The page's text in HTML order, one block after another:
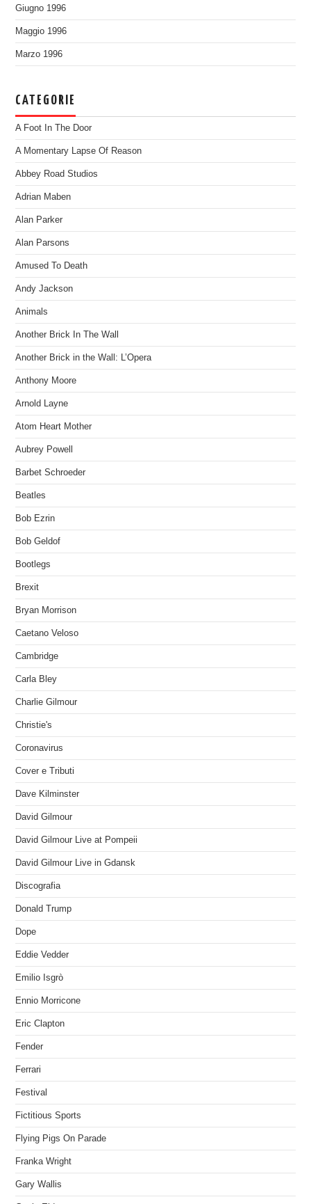
Giugno 1996
Maggio 1996
Marzo 1996
CATEGORIE
A Foot In The Door
A Momentary Lapse Of Reason
Abbey Road Studios
Adrian Maben
Alan Parker
Alan Parsons
Amused To Death
Andy Jackson
Animals
Another Brick In The Wall
Another Brick in the Wall: L’Opera
Anthony Moore
Arnold Layne
Atom Heart Mother
Aubrey Powell
Barbet Schroeder
Beatles
Bob Ezrin
Bob Geldof
Bootlegs
Brexit
Bryan Morrison
Caetano Veloso
Cambridge
Carla Bley
Charlie Gilmour
Christie's
Coronavirus
Cover e Tributi
Dave Kilminster
David Gilmour
David Gilmour Live at Pompeii
David Gilmour Live in Gdansk
Discografia
Donald Trump
Dope
Eddie Vedder
Emilio Isgrò
Ennio Morricone
Eric Clapton
Fender
Ferrari
Festival
Fictitious Sports
Flying Pigs On Parade
Franka Wright
Gary Wallis